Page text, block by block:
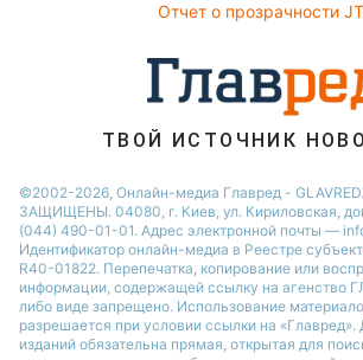
Советы от Андре Тана
Отчет о прозрачности
ТВОЙ ИСТОЧНИК
©2002-2026, Онлайн-медиа Главред -
ЗАЩИЩЕНЫ. 04080, г. Киев, ул. Кириловская,
(044) 490-01-01. Адрес электронной почты —
Идентификатор онлайн-медиа в Реестре
R40-01822. Перепечатка, копирование или
информации, содержащей ссылку на агенство
либо виде запрещено. Использование
разрешается при условии ссылки на «Главред».
изданий обязательна прямая, открытая для